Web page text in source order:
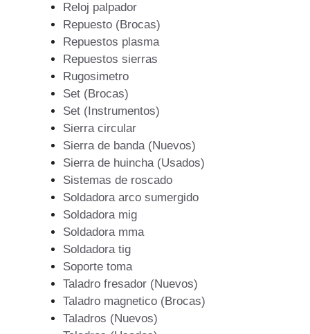
Reloj palpador
Repuesto (Brocas)
Repuestos plasma
Repuestos sierras
Rugosimetro
Set (Brocas)
Set (Instrumentos)
Sierra circular
Sierra de banda (Nuevos)
Sierra de huincha (Usados)
Sistemas de roscado
Soldadora arco sumergido
Soldadora mig
Soldadora mma
Soldadora tig
Soporte toma
Taladro fresador (Nuevos)
Taladro magnetico (Brocas)
Taladros (Nuevos)